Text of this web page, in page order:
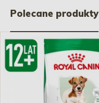
Polecane produkty